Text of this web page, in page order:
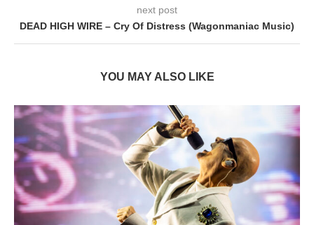
next post
DEAD HIGH WIRE – Cry Of Distress (Wagonmaniac Music)
YOU MAY ALSO LIKE